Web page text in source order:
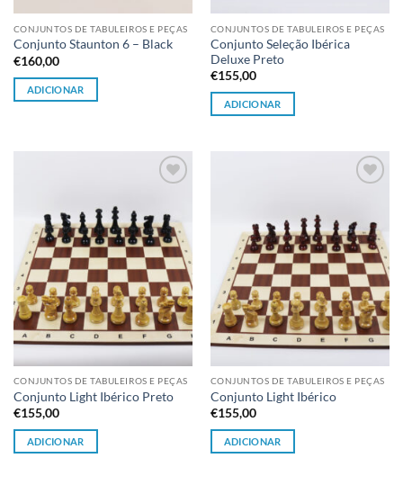
CONJUNTOS DE TABULEIROS E PEÇAS
Conjunto Staunton 6 – Black
€160,00
ADICIONAR
CONJUNTOS DE TABULEIROS E PEÇAS
Conjunto Seleção Ibérica
Deluxe Preto
€155,00
ADICIONAR
desejos
CONJUNTOS DE TABULEIROS E PEÇAS
Conjunto Light Ibérico Preto
€155,00
ADICIONAR
desejos
CONJUNTOS DE TABULEIROS E PEÇAS
Conjunto Light Ibérico
€155,00
ADICIONAR